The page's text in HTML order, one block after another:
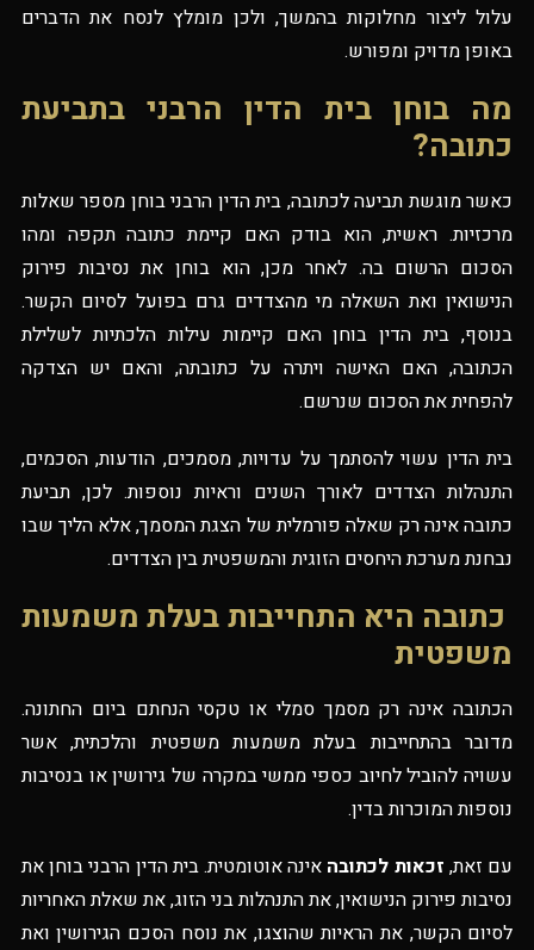
עלול ליצור מחלוקות בהמשך, ולכן מומלץ לנסח את הדברים
באופן מדויק ומפורש.
מה בוחן בית הדין הרבני בתביעת
כתובה?
כאשר מוגשת תביעה לכתובה, בית הדין הרבני בוחן מספר שאלות
מרכזיות. ראשית, הוא בודק האם קיימת כתובה תקפה ומהו
הסכום הרשום בה. לאחר מכן, הוא בוחן את נסיבות פירוק
הנישואין ואת השאלה מי מהצדדים גרם בפועל לסיום הקשר.
בנוסף, בית הדין בוחן האם קיימות עילות הלכתיות לשלילת
הכתובה, האם האישה ויתרה על כתובתה, והאם יש הצדקה
להפחית את הסכום שנרשם.
בית הדין עשוי להסתמך על עדויות, מסמכים, הודעות, הסכמים,
התנהלות הצדדים לאורך השנים וראיות נוספות. לכן, תביעת
כתובה אינה רק שאלה פורמלית של הצגת המסמך, אלא הליך שבו
נבחנת מערכת היחסים הזוגית והמשפטית בין הצדדים.
כתובה היא התחייבות בעלת משמעות
משפטית
הכתובה אינה רק מסמך סמלי או טקסי הנחתם ביום החתונה.
מדובר בהתחייבות בעלת משמעות משפטית והלכתית, אשר
עשויה להוביל לחיוב כספי ממשי במקרה של גירושין או בנסיבות
נוספות המוכרות בדין.
עם זאת, זכאות לכתובה אינה אוטומטית. בית הדין הרבני בוחן את
נסיבות פירוק הנישואין, את התנהלות בני הזוג, את שאלת האחריות
לסיום הקשר, את הראיות שהוצגו, את נוסח הסכם הגירושין ואת